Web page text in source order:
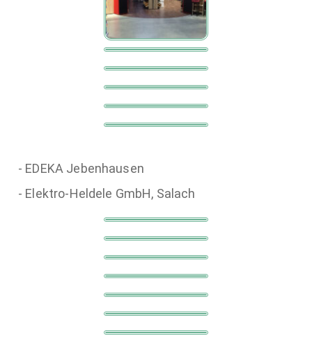
- EDEKA Jebenhausen
- Elektro-Heldele GmbH, Salach